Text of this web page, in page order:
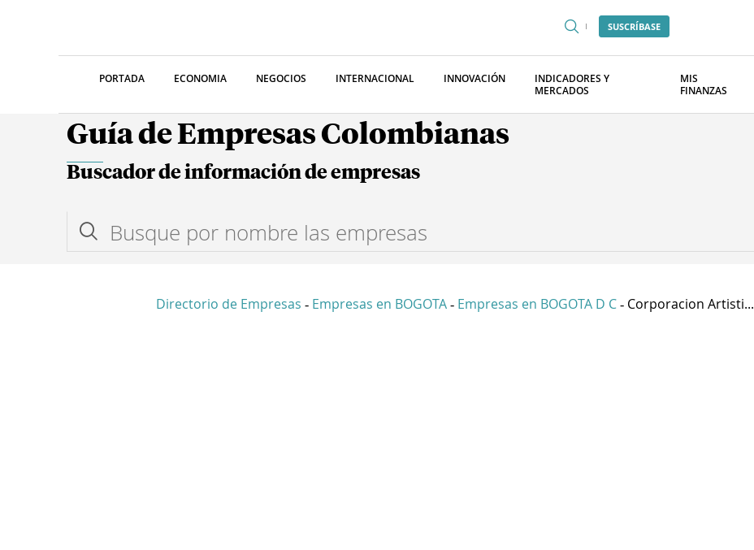
SUSCRÍBASE
PORTADA ECONOMIA NEGOCIOS INTERNACIONAL INNOVACIÓN
INDICADORES Y
MERCADOS
MIS
FINANZAS
Guía de Empresas Colombianas
Buscador de información de empresas
Directorio de Empresas - Empresas en BOGOTA - Empresas en BOGOTA D C - Corporacion Artisti...